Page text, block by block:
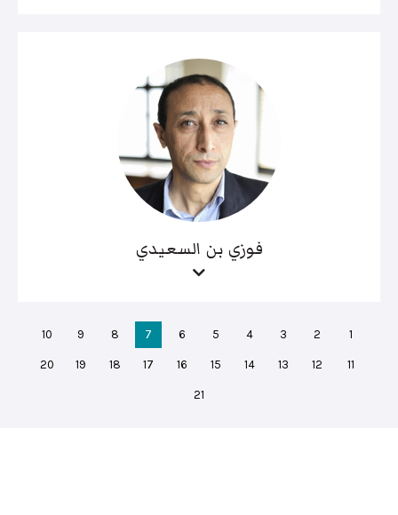
فوزي بن السعيدي
1
2
3
4
5
6
7
8
9
10
11
12
13
14
15
16
17
18
19
20
21